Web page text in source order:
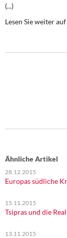
Institut
Kontakt
(...)
Lesen Sie weiter auf
Ähnliche Artikel
28.12.2015
Europas südliche
15.11.2015
Tsipras und die
13.11.2015